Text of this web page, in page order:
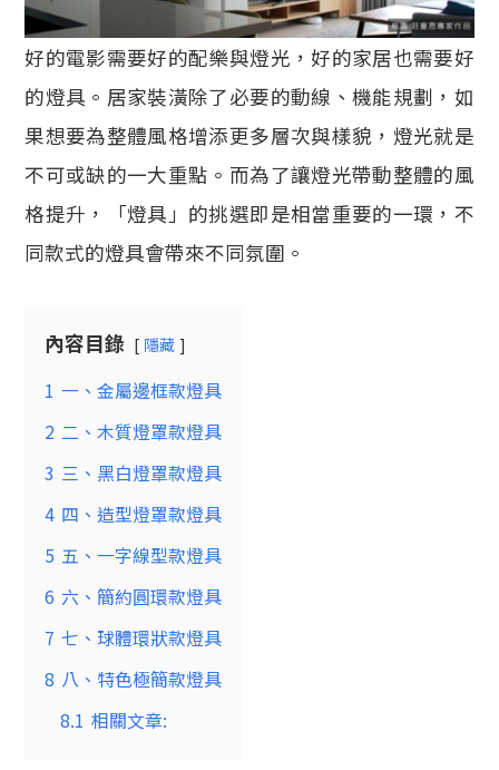
好的電影需要好的配樂與燈光，好的家居也需要好
的燈具。居家裝潢除了必要的動線、機能規劃，如
果想要為整體風格增添更多層次與樣貌，燈光就是
不可或缺的一大重點。而為了讓燈光帶動整體的風
格提升，「燈具」的挑選即是相當重要的一環，不
同款式的燈具會帶來不同氛圍。
內容目錄 隱藏
1 一、金屬邊框款燈具
2 二、木質燈罩款燈具
3 三、黑白燈罩款燈具
4 四、造型燈罩款燈具
5 五、一字線型款燈具
6 六、簡約圓環款燈具
7 七、球體環狀款燈具
8 八、特色極簡款燈具
8.1 相關文章: